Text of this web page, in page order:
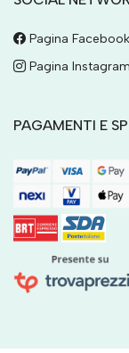
Pagina Facebook
Pagina Instagram
PAGAMENTI E